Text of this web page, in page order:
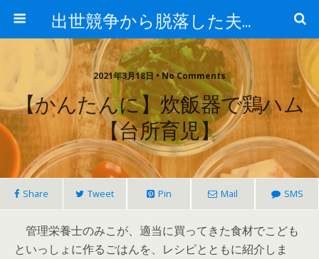
出世競争から脱落した夫と妻の日常
2021年3月18日 • No Comments
【かんたんに】炊飯器で鶏ハム
【台所育児】
Share Tweet Pin Mail SMS
管理栄養士のみこが、 適当に買ってきた食材でこども
といっしょに作るごはんを、レシピとともに紹介しま